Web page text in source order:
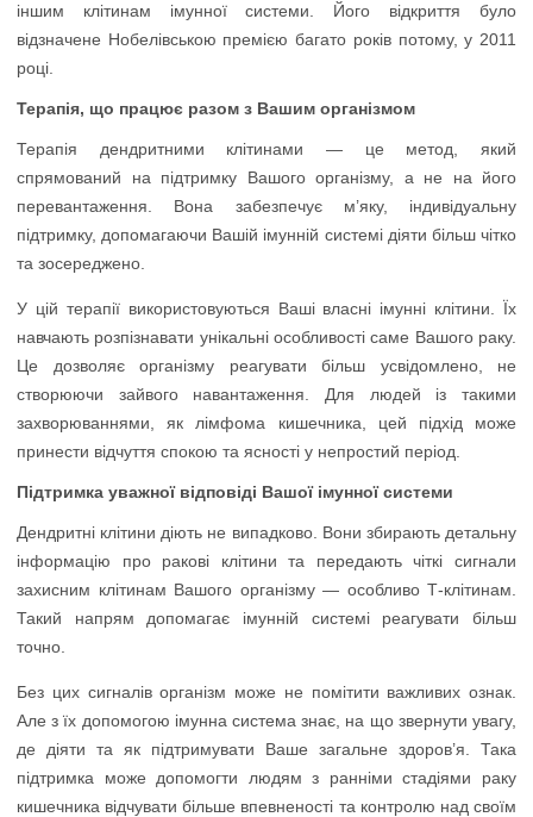
іншим клітинам імунної системи. Його відкриття було
відзначене Нобелівською премією багато років потому, у 2011
році.
Терапія, що працює разом з Вашим організмом
Терапія дендритними клітинами — це метод, який
спрямований на підтримку Вашого організму, а не на його
перевантаження. Вона забезпечує м’яку, індивідуальну
підтримку, допомагаючи Вашій імунній системі діяти більш чітко
та зосереджено.
У цій терапії використовуються Ваші власні імунні клітини. Їх
навчають розпізнавати унікальні особливості саме Вашого раку.
Це дозволяє організму реагувати більш усвідомлено, не
створюючи зайвого навантаження. Для людей із такими
захворюваннями, як лімфома кишечника, цей підхід може
принести відчуття спокою та ясності у непростий період.
Підтримка уважної відповіді Вашої імунної системи
Дендритні клітини діють не випадково. Вони збирають детальну
інформацію про ракові клітини та передають чіткі сигнали
захисним клітинам Вашого організму — особливо Т-клітинам.
Такий напрям допомагає імунній системі реагувати більш
точно.
Без цих сигналів організм може не помітити важливих ознак.
Але з їх допомогою імунна система знає, на що звернути увагу,
де діяти та як підтримувати Ваше загальне здоров’я. Така
підтримка може допомогти людям з ранніми стадіями раку
кишечника відчувати більше впевненості та контролю над своїм